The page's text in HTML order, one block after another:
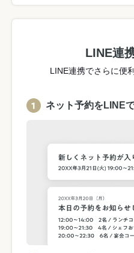
LINE連
LINE連携でさらに便
ネット予約をLINE